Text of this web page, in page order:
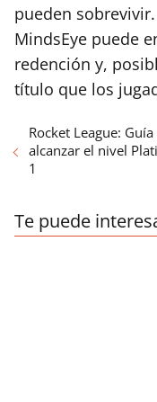
pueden
MindsEye puede
redención y,
título que los
Rocket League:
alcanzar el nivel
1
Te puede